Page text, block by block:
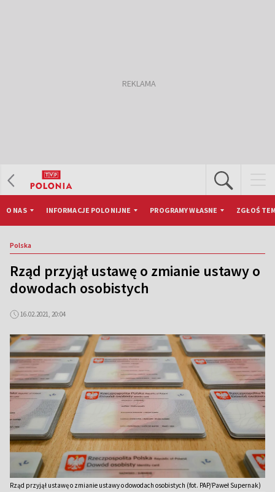
O NAS INFORMACJE POLONIJNE PROGRAMY WŁASNE ZGŁOŚ
Polska
Rząd przyjął ustawę o zmianie ustawy o
dowodach osobistych
16.02.2021, 20:04
Rząd przyjął ustawę o zmianie ustawy o dowodach osobistych (fot. PAP/Paweł Supernak)